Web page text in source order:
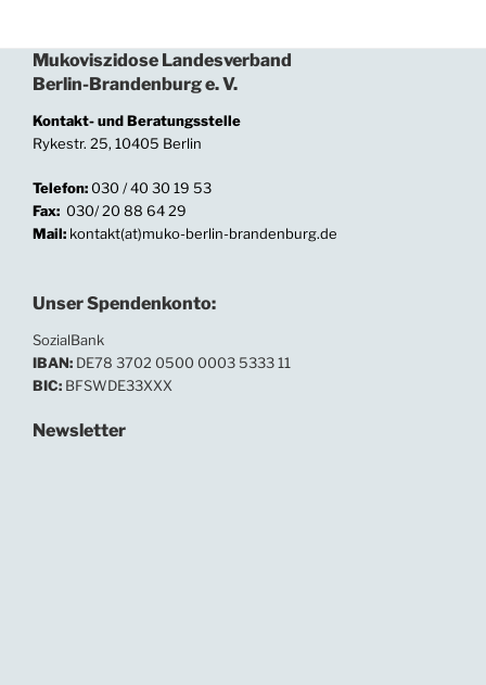
Mukoviszidose Landesverband
Berlin-Brandenburg e. V.
Kontakt- und Beratungsstelle
Rykestr. 25, 10405 Berlin
Telefon:030 / 40 30 19 53
Fax: 030/ 20 88 64 29
Mail: kontakt(at)muko-berlin-brandenburg.de
Unser Spendenkonto:
SozialBank
IBAN: DE78 3702 0500 0003 5333 11
BIC: BFSWDE33XXX
Newsletter